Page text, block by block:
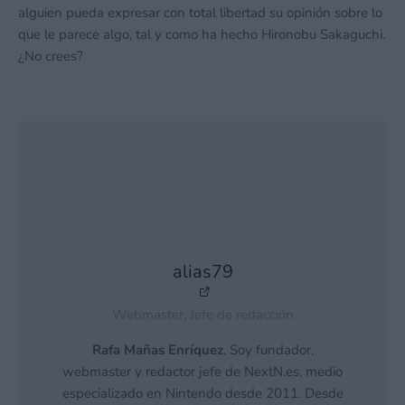
alguien pueda expresar con total libertad su opinión sobre lo
que le parece algo, tal y como ha hecho Hironobu Sakaguchi.
¿No crees?
alias79
Rafa Mañas Enríquez. Soy fundador,
webmaster y redactor jefe de NextN.es, medio
especializado en Nintendo desde 2011. Desde